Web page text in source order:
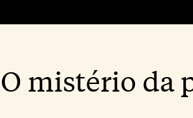
O mistério da